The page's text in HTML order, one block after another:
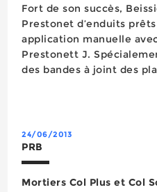
Fort de son succès,
Prestonet d’enduits
application manuelle
Prestonett J.
des bandes à joint des
24/06/2013
PRB
Mortiers Col Plus et Col